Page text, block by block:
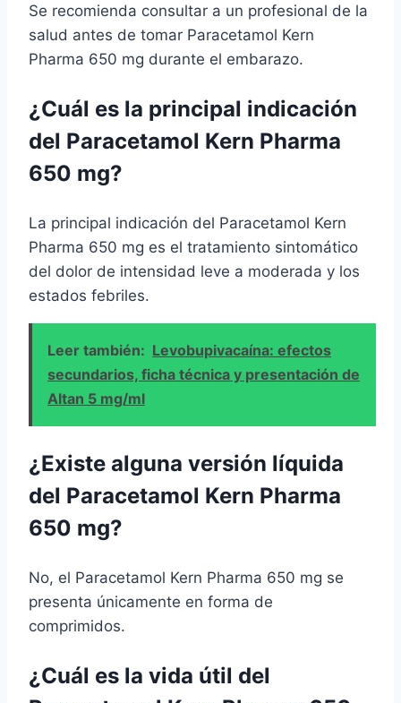
Se recomienda consultar a un profesional de la
salud antes de tomar Paracetamol Kern
Pharma 650 mg durante el embarazo.
¿Cuál es la principal indicación
del Paracetamol Kern Pharma
650 mg?
La principal indicación del Paracetamol Kern
Pharma 650 mg es el tratamiento sintomático
del dolor de intensidad leve a moderada y los
estados febriles.
Leer también: Levobupivacaína: efectos
secundarios, ficha técnica y presentación de
Altan 5 mg/ml
¿Existe alguna versión líquida
del Paracetamol Kern Pharma
650 mg?
No, el Paracetamol Kern Pharma 650 mg se
presenta únicamente en forma de
comprimidos.
¿Cuál es la vida útil del